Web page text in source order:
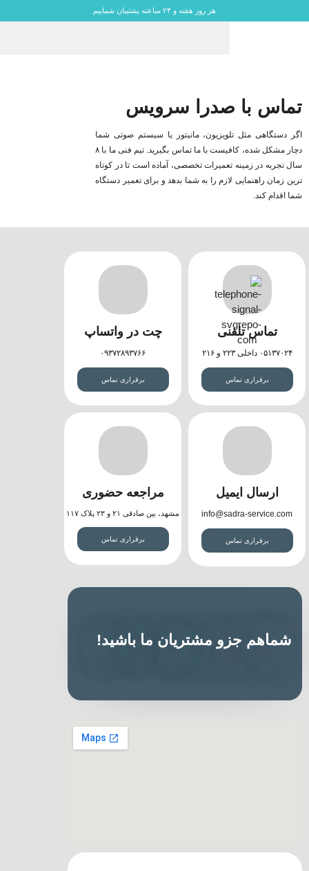
هر روز هفته و ۲۴ ساعته پشتیبان شماییم
تماس با صدرا سرویس
اگر دستگاهی مثل تلویزیون، مانیتور یا سیستم صوتی شما
دچار مشکل شده، کافیست با ما تماس بگیرید. تیم فنی ما با ۸
سال تجربه در زمینه تعمیرات تخصصی، آماده است تا در کوتاه‌
ترین زمان راهنمایی لازم را به شما بدهد و برای تعمیر دستگاه
شما اقدام کند.
تماس تلفنی
۰۵۱۳۷۰۲۴ داخلی ۲۲۳ و ۲۱۶
برقراری تماس
چت در واتساپ
۰۹۳۷۲۸۹۳۷۶۶
برقراری تماس
ارسال ایمیل
info@sadra-service.com
برقراری تماس
مراجعه حضوری
مشهد، بین صادقی ۲۱ و ۲۳ پلاک ۱۱۷
برقراری تماس
شماهم جزو مشتریان ما باشید!